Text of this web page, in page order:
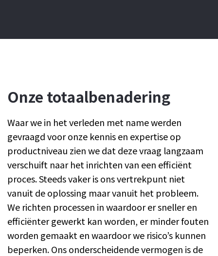
Onze totaalbenadering
Waar we in het verleden met name werden
gevraagd voor onze kennis en expertise op
productniveau zien we dat deze vraag langzaam
verschuift naar het inrichten van een efficiënt
proces. Steeds vaker is ons vertrekpunt niet
vanuit de oplossing maar vanuit het probleem.
We richten processen in waardoor er sneller en
efficiënter gewerkt kan worden, er minder fouten
worden gemaakt en waardoor we risico’s kunnen
beperken. Ons onderscheidende vermogen is de